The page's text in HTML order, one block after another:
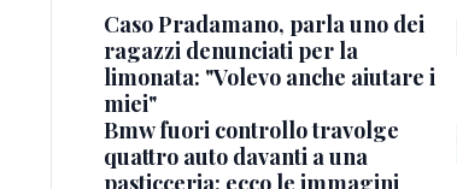
Caso Pradamano, parla uno dei
ragazzi denunciati per la
limonata: "Volevo anche aiutare i
miei"
Bmw fuori controllo travolge
quattro auto davanti a una
pasticceria: ecco le immagini